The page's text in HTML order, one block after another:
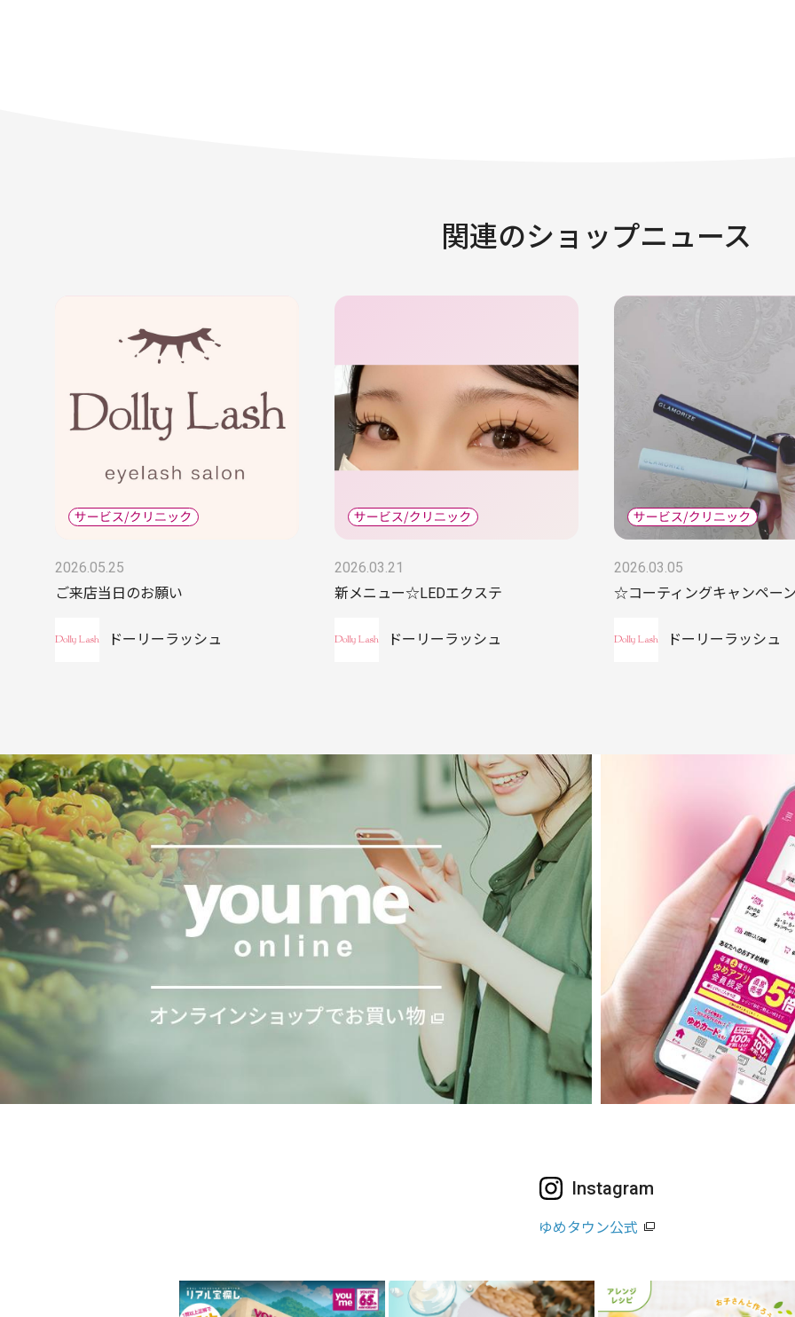
関連のショップニュース
2026.05.25
ご来店当日のお願い
ドーリーラッシュ
2026.03.21
新メニュー☆LEDエクステ
ドーリーラッシュ
2026.03.05
☆コーティングキャンペー
ドーリーラッシュ
Instagram
ゆめタウン公式